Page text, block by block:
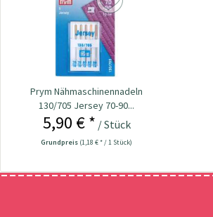
Prym Nähmaschinennadeln
130/705 Jersey 70-90...
5,90 € * / Stück
Grundpreis (1,18 € * / 1 Stück)